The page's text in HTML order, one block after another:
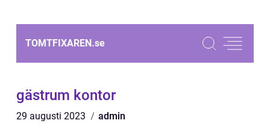
TOMTFIXAREN.se
gästrum kontor
29 augusti 2023 admin